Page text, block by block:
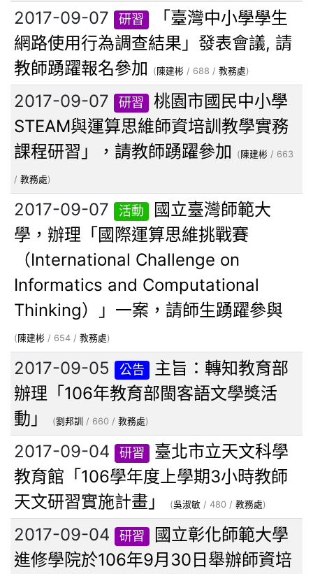
2017-09-07 研習
「臺灣中小學學生
網路使用行為調查結果」發表會議, 請
教師踴躍報名參加
(陳建彬 / 688 / 教務處)
2017-09-07 研習
桃園市國民中小學
STEAM與運算思維師資培訓教學實務
課程研習」，請教師踴躍參加
( 陳建彬 / 663
/ 教務處)
2017-09-07 活動
國立臺灣師範大
學，辦理「國際運算思維挑戰賽
（International Challenge on
Informatics and Computational
Thinking）」一案，請師生踴躍參與
(陳建彬 / 654 / 教務處)
2017-09-05 公告
主旨：轉知教育部
辦理「106年教育部閩客語文學獎活
動」
(劉邦訓 / 660 / 教務處)
2017-09-04 研習
臺北市立天文科學
教育館「106學年度上學期3小時教師
天文研習實施計畫」
(吳淑敏 / 480 / 教務處)
2017-09-04 研習
國立彰化師範大學
進修學院於106年9月30日舉辦師資培